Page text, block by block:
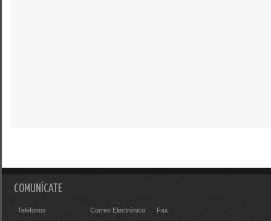
COMUNÍCATE
Teléfonos Correo Electrónico Fax